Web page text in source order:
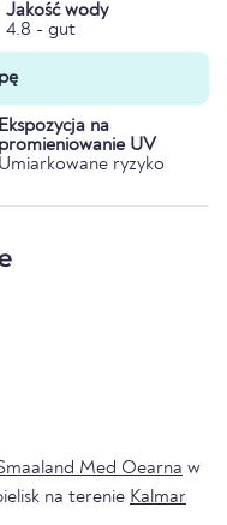
Jakość wody
4.8 - gut
Ekspozycja na
promieniowanie UV
Umiarkowane ryzyko
Med Oearna w
na terenie Kalmar